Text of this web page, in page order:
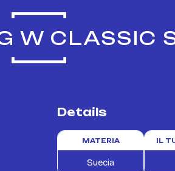
W CLASSIC
Details
MATERIA
Suecia
IL